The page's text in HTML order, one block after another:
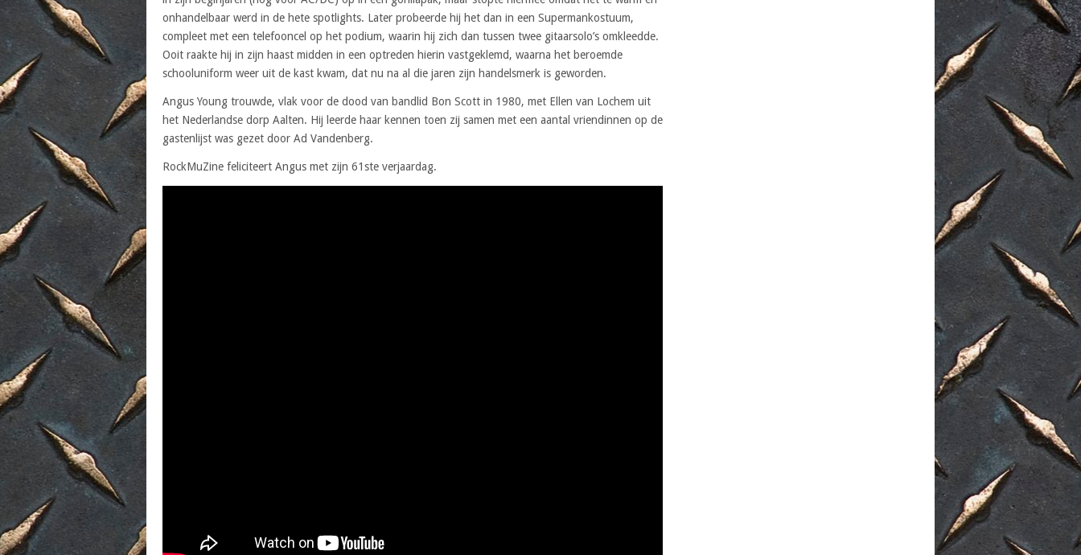
onhandelbaar werd in de hete spotlights. Later probeerde hij het dan in een Supermankostuum,
compleet met een telefooncel op het podium, waarin hij zich dan tussen twee gitaarsolo’s omkleedde.
Ooit raakte hij in zijn haast midden in een optreden hierin vastgeklemd, waarna het beroemde
schooluniform weer uit de kast kwam, dat nu na al die jaren zijn handelsmerk is geworden.
Angus Young trouwde, vlak voor de dood van bandlid Bon Scott in 1980, met Ellen van Lochem uit
het Nederlandse dorp Aalten. Hij leerde haar kennen toen zij samen met een aantal vriendinnen op de
gastenlijst was gezet door Ad Vandenberg.
RockMuZine feliciteert Angus met zijn 61ste verjaardag.